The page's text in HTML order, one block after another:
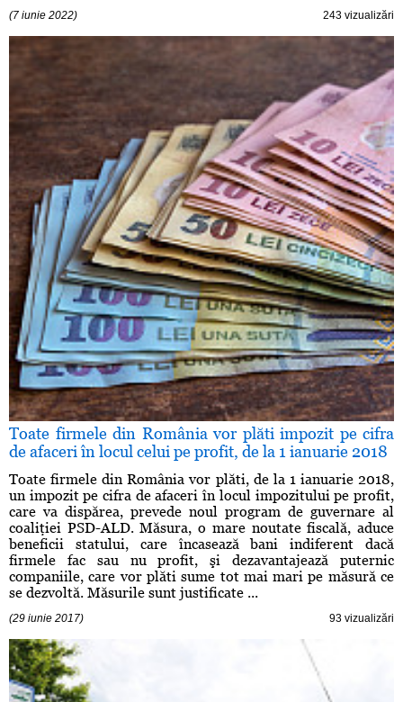
(7 iunie 2022) 243 vizualizări
Toate firmele din România vor plăti impozit pe cifra
de afaceri în locul celui pe profit, de la 1 ianuarie 2018
Toate firmele din România vor plăti, de la 1 ianuarie 2018,
un impozit pe cifra de afaceri în locul impozitului pe profit,
care va dispărea, prevede noul program de guvernare al
coaliţiei PSD-ALD. Măsura, o mare noutate fiscală, aduce
beneficii statului, care încasează bani indiferent dacă
firmele fac sau nu profit, şi dezavantajează puternic
companiile, care vor plăti sume tot mai mari pe măsură ce
se dezvoltă. Măsurile sunt justificate ...
(29 iunie 2017) 93 vizualizări